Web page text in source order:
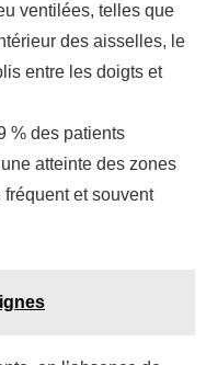
ventilées, telles que
des aisselles, le
entre les doigts et
% des patients
atteinte des zones
et souvent